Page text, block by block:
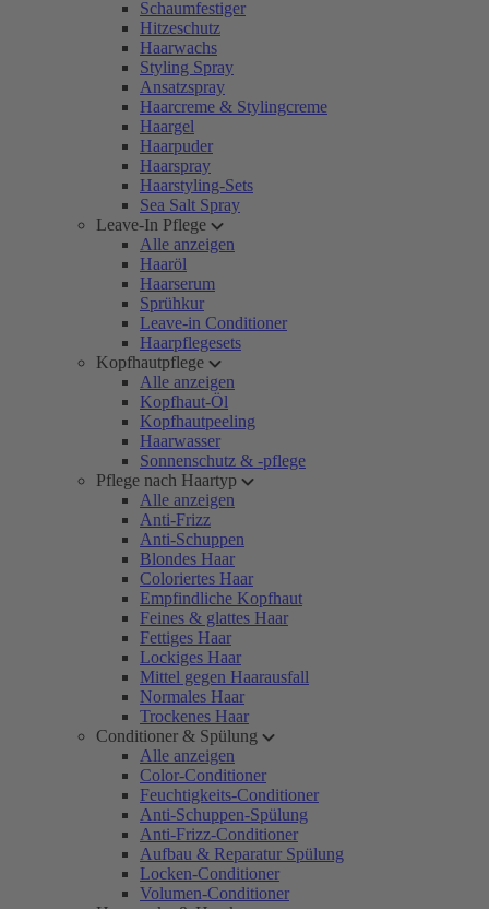
Schaumfestiger
Hitzeschutz
Haarwachs
Styling Spray
Ansatzspray
Haarcreme & Stylingcreme
Haargel
Haarpuder
Haarspray
Haarstyling-Sets
Sea Salt Spray
Leave-In Pflege
Alle anzeigen
Haaröl
Haarserum
Sprühkur
Leave-in Conditioner
Haarpflegesets
Kopfhautpflege
Alle anzeigen
Kopfhaut-Öl
Kopfhautpeeling
Haarwasser
Sonnenschutz & -pflege
Pflege nach Haartyp
Alle anzeigen
Anti-Frizz
Anti-Schuppen
Blondes Haar
Coloriertes Haar
Empfindliche Kopfhaut
Feines & glattes Haar
Fettiges Haar
Lockiges Haar
Mittel gegen Haarausfall
Normales Haar
Trockenes Haar
Conditioner & Spülung
Alle anzeigen
Color-Conditioner
Feuchtigkeits-Conditioner
Anti-Schuppen-Spülung
Anti-Frizz-Conditioner
Aufbau & Reparatur Spülung
Locken-Conditioner
Volumen-Conditioner